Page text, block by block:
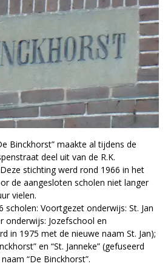
Binckhorst” maakte al tijdens de
deel uit van de R.K.
stichting werd rond 1966 in het
de aangesloten scholen niet langer
vielen.
scholen: Voortgezet onderwijs: St. Jan
onderwijs: Jozefschool en
in 1975 met de nieuwe naam St. Jan);
en “St. Janneke” (gefuseerd
“De Binckhorst”.